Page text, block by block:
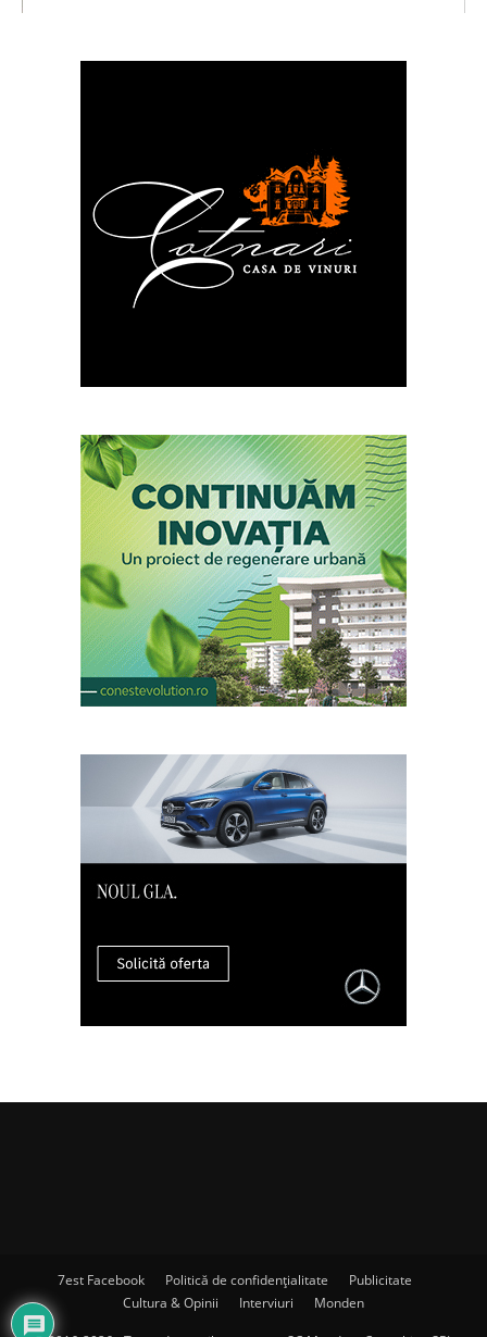
7est Facebook Politică de confidențialitate
Publicitate
Cultura & Opinii
Interviuri Monden